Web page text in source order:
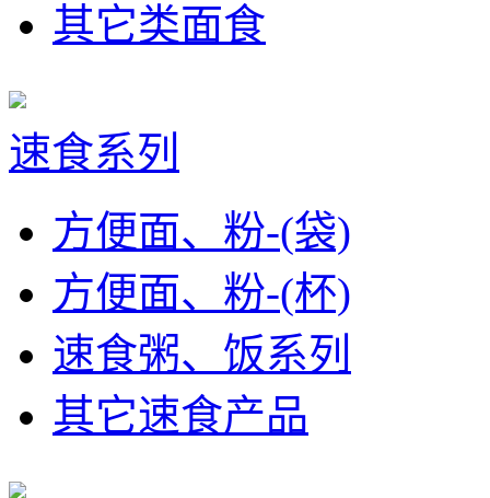
其它类面食
速食系列
方便面、粉-(袋)
方便面、粉-(杯)
速食粥、饭系列
其它速食产品